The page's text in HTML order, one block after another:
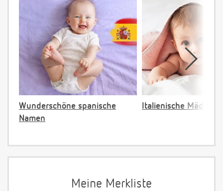
Wunderschöne spanische
Namen
Italienische
Meine Merkliste